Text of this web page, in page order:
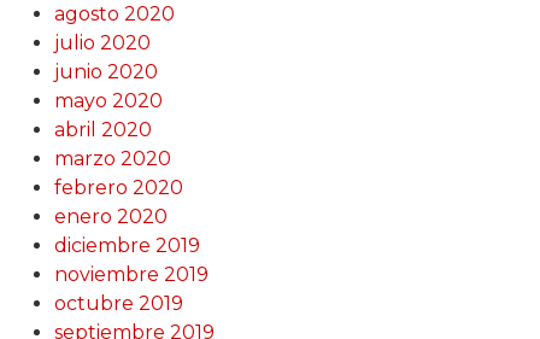
agosto 2020
julio 2020
junio 2020
mayo 2020
abril 2020
marzo 2020
febrero 2020
enero 2020
diciembre 2019
noviembre 2019
octubre 2019
septiembre 2019